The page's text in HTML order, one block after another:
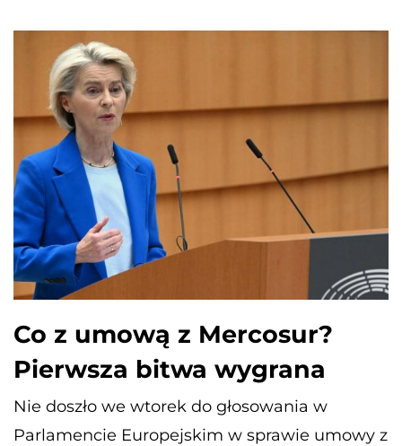
Co z umową z Mercosur?
Pierwsza bitwa wygrana
Nie doszło we wtorek do głosowania w
Parlamencie Europejskim w sprawie umowy z